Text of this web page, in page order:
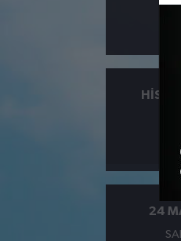
24
SALI